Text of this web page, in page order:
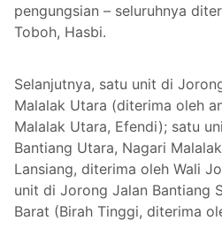
pengungsian – seluruhnya
Toboh, Hasbi.
Selanjutnya, satu unit di
Malalak Utara (diterima oleh
Malalak Utara, Efendi); satu
Bantiang Utara, Nagari
Lansiang, diterima oleh Wali
unit di Jorong Jalan Bantiang
Barat (Birah Tinggi, diterima